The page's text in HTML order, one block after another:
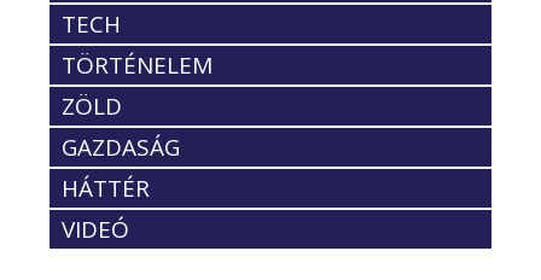
TECH
TÖRTÉNELEM
ZÖLD
GAZDASÁG
HÁTTÉR
VIDEÓ